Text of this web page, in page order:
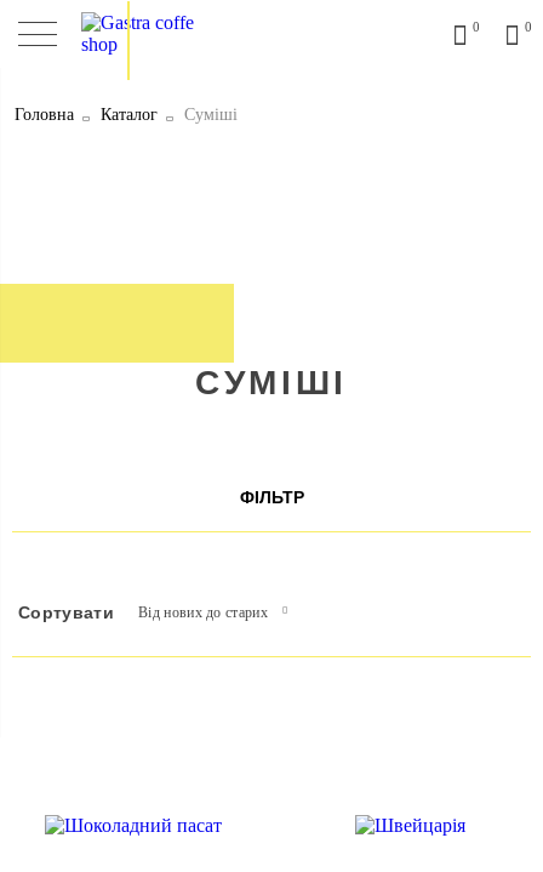
0 0
Головна Каталог Сумiшi
СУМIШI
ФІЛЬТР
Сортувати Від нових до старих